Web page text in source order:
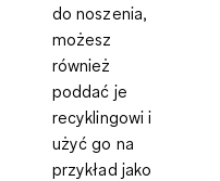
do noszenia,
możesz
również
poddać je
recyklingowi i
użyć go na
przykład jako